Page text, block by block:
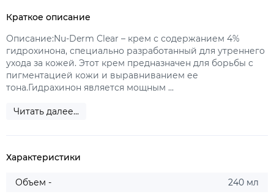
Краткое описание
Описание:Nu-Derm Clear – крем с содержанием 4%
гидрохинона, специально разработанный для утреннего
ухода за кожей. Этот крем предназначен для борьбы с
пигментацией кожи и выравниванием ее
тона.Гидрахинон является мощным ...
Читать далее...
Характеристики
Объем -
240 мл